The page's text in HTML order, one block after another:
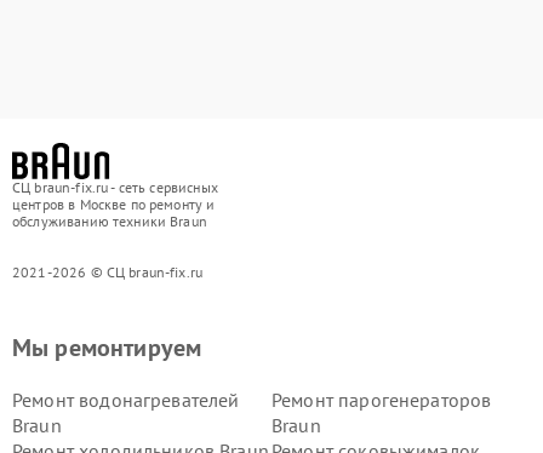
СЦ braun-fix.ru - сеть сервисных
центров в Москве по ремонту и
обслуживанию техники Braun
2021-2026 © СЦ braun-fix.ru
Мы ремонтируем
Ремонт водонагревателей
Braun
Ремонт парогенераторов
Braun